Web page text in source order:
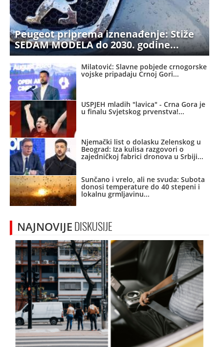
Peugeot priprema iznenađenje: Stiže
SEDAM MODELA do 2030. godine
Milatović: Slavne pobjede crnogorske
vojske pripadaju Crnoj Gori
USPJEH mladih "lavica" - Crna Gora je
u finalu Svjetskog prvenstva!
Njemački list o dolasku Zelenskog u
Beograd: Iza kulisa razgovori o
zajedničkoj fabrici dronova u Srbiji
Sunčano i vrelo, ali ne svuda: Subota
donosi temperature do 40 stepeni i
lokalnu grmljavinu
NAJNOVIJE DISKUSIJE